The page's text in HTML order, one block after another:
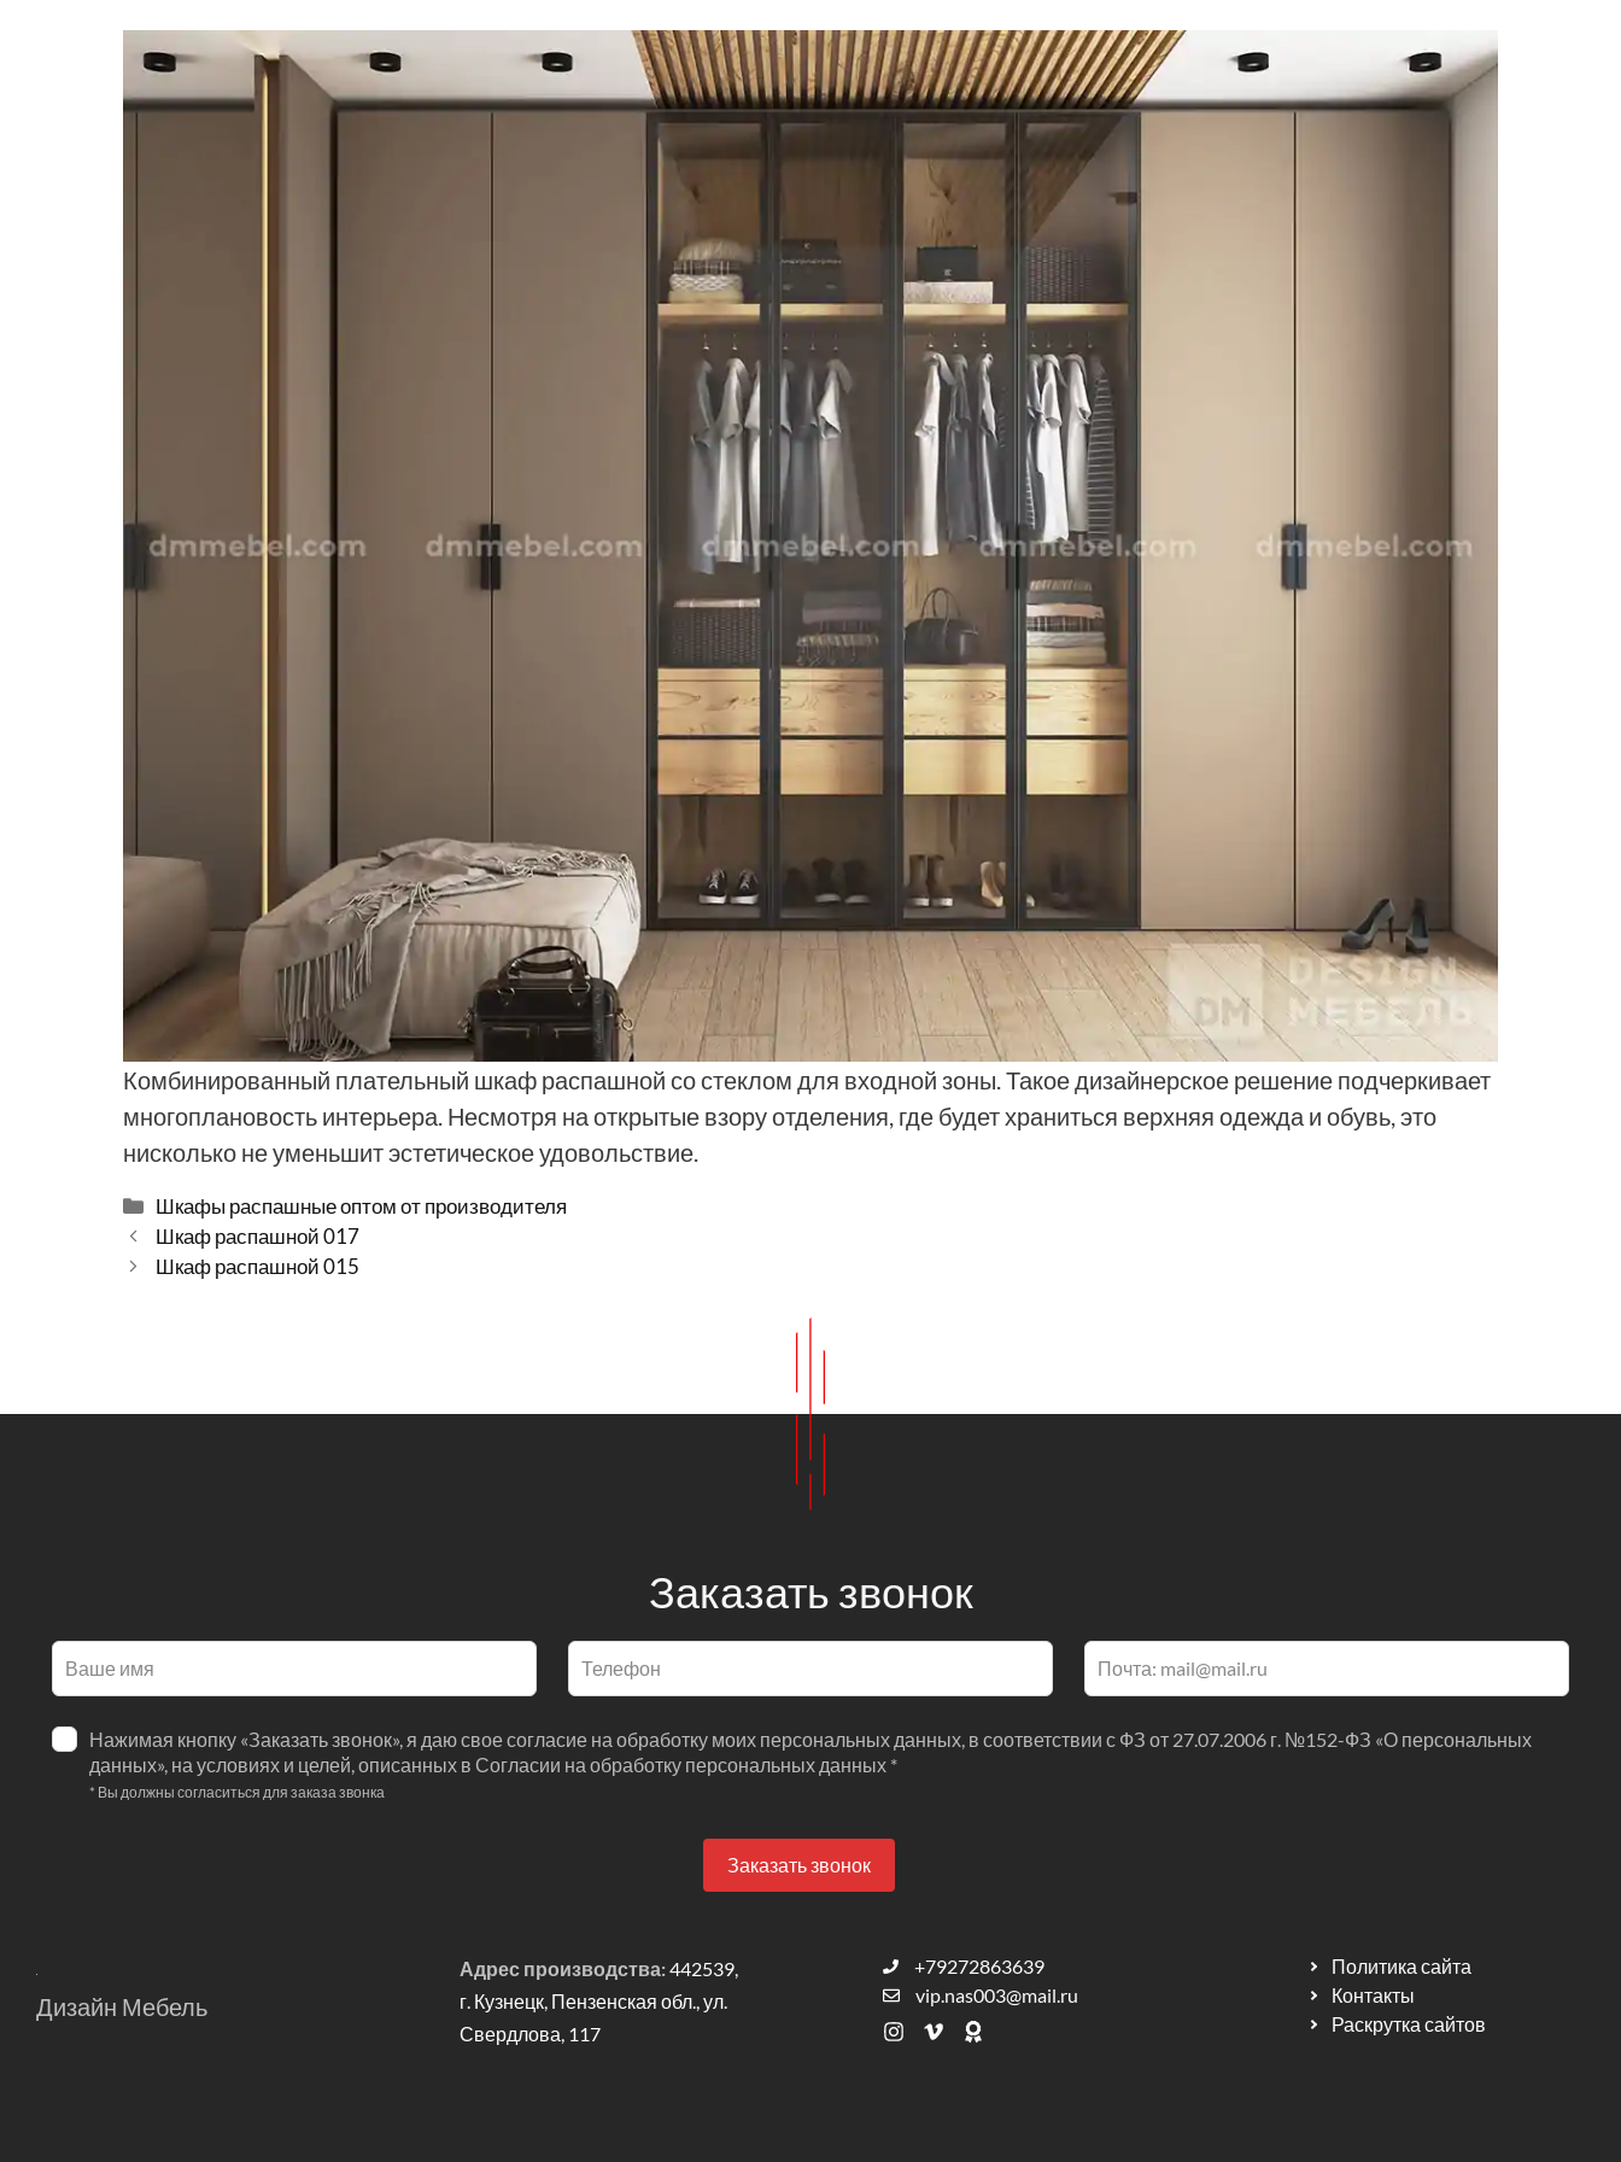
Комбинированный плательный шкаф распашной со стеклом для входной зоны. Такое дизайнерское решение подчеркивает
многоплановость интерьера. Несмотря на открытые взору отделения, где будет храниться верхняя одежда и обувь, это
нисколько не уменьшит эстетическое удовольствие.
Рубрики
Шкафы распашные оптом от производителя
Шкаф распашной 017
Шкаф распашной 015
Заказать звонок
Оставьте
это
поле
пустым
Нажимая кнопку «Заказать звонок», я даю свое согласие на обработку моих персональных данных, в соответствии с ФЗ от 27.07.2006 г. №152-ФЗ «О персональных
данных», на условиях и целей, описанных в Согласии на обработку персональных данных *
* Вы должны согласиться для заказа звонка
Заказать звонок
Дизайн Мебель
Адрес производства:442539,
г. Кузнецк, Пензенская обл., ул.
Свердлова, 117
+79272863639
vip.nas003@mail.ru
Политика сайта
Контакты
Раскрутка сайтов